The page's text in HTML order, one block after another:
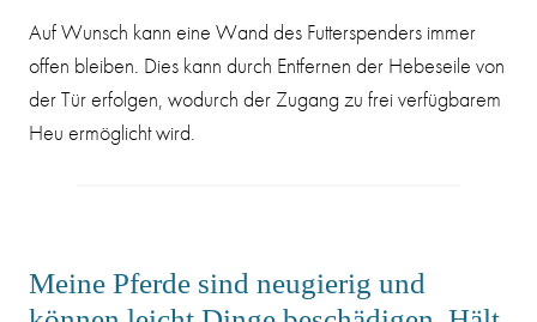
Auf Wunsch kann eine Wand des Futterspenders immer
offen bleiben. Dies kann durch Entfernen der Hebeseile von
der Tür erfolgen, wodurch der Zugang zu frei verfügbarem
Heu ermöglicht wird.
Meine Pferde sind neugierig und